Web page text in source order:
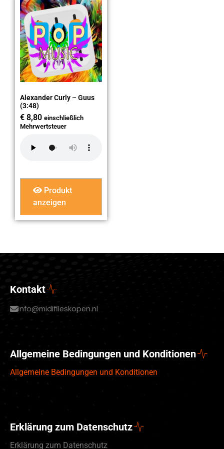
Alexander Curly – Guus
(3:48)
€ 8,80 einschließlich
Mehrwertsteuer
Produkt
anzeigen
Kontakt
info@midifileskopen.nl
Allgemeine Bedingungen und Konditionen
Allgemeine Bedingungen und Konditionen
Erklärung zum Datenschutz
Erklärung zum Datenschutz